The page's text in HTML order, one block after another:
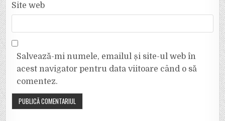
Site web
Salvează-mi numele, emailul și site-ul web în
acest navigator pentru data viitoare când o să
comentez.